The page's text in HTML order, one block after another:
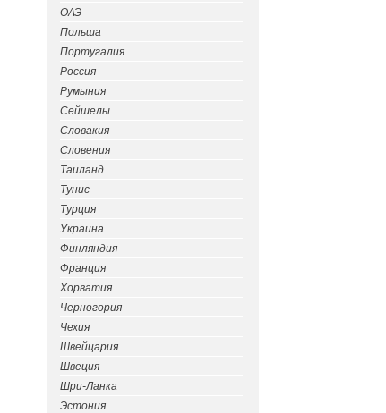
ОАЭ
Польша
Португалия
Россия
Румыния
Сейшелы
Словакия
Словения
Таиланд
Тунис
Турция
Украина
Финляндия
Франция
Хорватия
Черногория
Чехия
Швейцария
Швеция
Шри-Ланка
Эстония